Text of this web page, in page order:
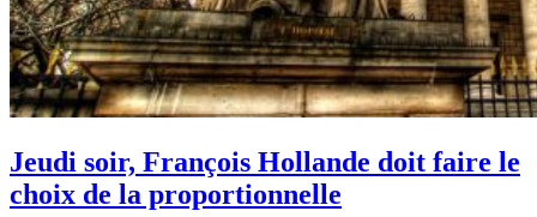
Jeudi soir, François Hollande doit faire le
choix de la proportionnelle